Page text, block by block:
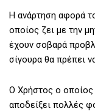
Η ανάρτηση αφορά
οποίος ζει με την
έχουν σοβαρά
σίγουρα θα πρέπει
Ο Χρήστος ο οποίος
αποδείξει πολλές